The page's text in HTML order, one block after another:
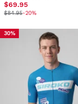
$69.95
$84.95-20%
30%